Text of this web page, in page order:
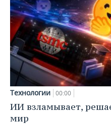
Технологии 00:00
ИИ взламывает,
мир